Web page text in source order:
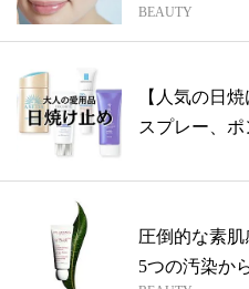
BEAUTY
【人気の日
スプレー、
圧倒的な素肌
5つの汚染か